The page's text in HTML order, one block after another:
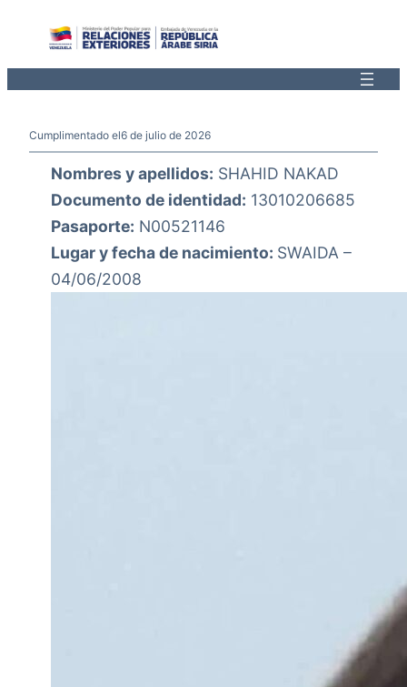
Cumplimentado el6 de julio de 2026
Nombres y apellidos: SHAHID NAKAD
Documento de identidad: 13010206685
Pasaporte: N00521146
Lugar y fecha de nacimiento: SWAIDA –
04/06/2008